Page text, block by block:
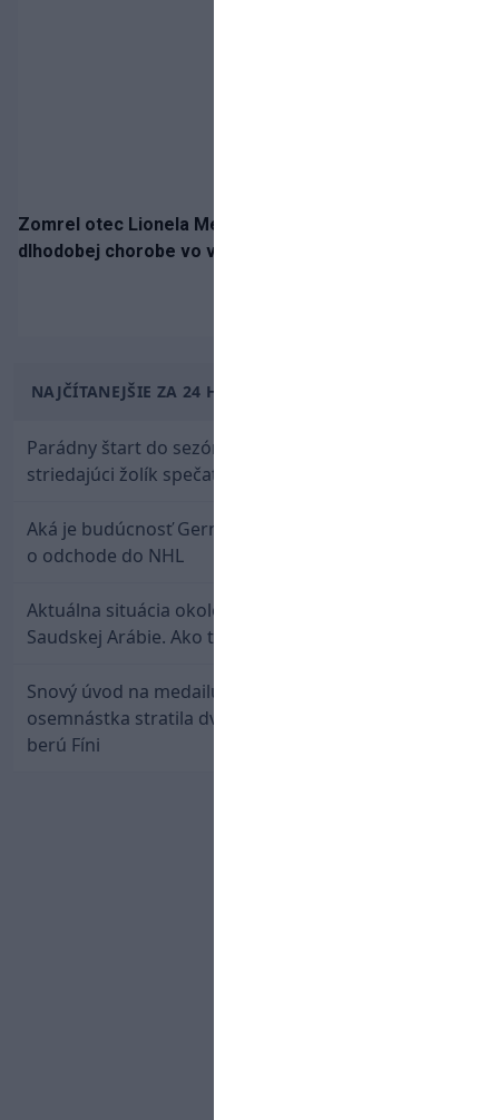
Zomrel otec Lionela Messiho. Jorge podľahol
dlhodobej chorobe vo veku 68 rokov
NAJČÍTANEJŠIE ZA 24 HODÍN
Parádny štart do sezóny: Rýchlik Boženík ako
striedajúci žolík spečatil postup Stoke
Aká je budúcnosť Gernáta a Pánika? Rusi špekulujú
o odchode do NHL
Aktuálna situácia okolo prestupu Haraslína do
Saudskej Arábie. Ako to je?
Snový úvod na medailu nestačil: Slovenská
osemnástka stratila dvojgólový náskok a bronz
berú Fíni